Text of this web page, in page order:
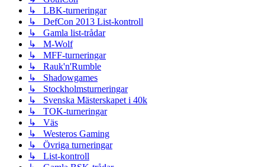
↳ LBK-turneringar
↳ DefCon 2013 List-kontroll
↳ Gamla list-trådar
↳ M-Wolf
↳ MFF-turneringar
↳ Rauk'n'Rumble
↳ Shadowgames
↳ Stockholmsturneringar
↳ Svenska Mästerskapet i 40k
↳ TOK-turneringar
↳ Väs
↳ Westeros Gaming
↳ Övriga turneringar
↳ List-kontroll